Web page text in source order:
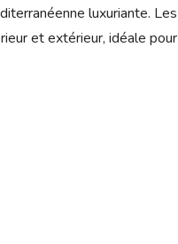
luxuriante. Les
et extérieur, idéale pour